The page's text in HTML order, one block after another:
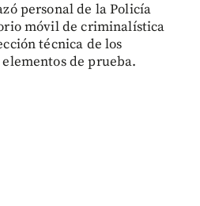
personal de la Policía
móvil de criminalística
técnica de los
de prueba.